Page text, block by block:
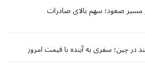
صعود؛ سهم بالای صادرات
در چین؛ سفری به آینده با قیمت امروز